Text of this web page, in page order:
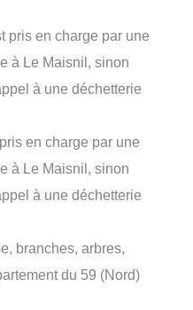
pris en charge par une
à Le Maisnil, sinon
à une déchetterie
en charge par une
à Le Maisnil, sinon
à une déchetterie
branches, arbres,
du 59 (Nord)